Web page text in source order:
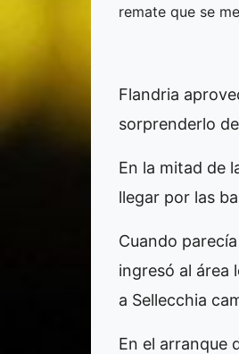
remate que se
Flandria
sorprenderlo
En la mitad de
llegar por las
Cuando
ingresó al área
a Sellecchia
En el arranque